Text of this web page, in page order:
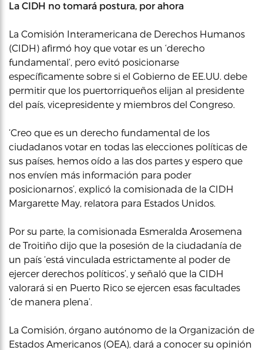
La CIDH no tomará postura, por ahora
La Comisión Interamericana de Derechos Humanos
(CIDH) afirmó hoy que votar es un ‘derecho
fundamental’, pero evitó posicionarse
específicamente sobre si el Gobierno de EE.UU. debe
permitir que los puertorriqueños elijan al presidente
del país, vicepresidente y miembros del Congreso.
‘Creo que es un derecho fundamental de los
ciudadanos votar en todas las elecciones políticas de
sus países, hemos oído a las dos partes y espero que
nos envíen más información para poder
posicionarnos’, explicó la comisionada de la CIDH
Margarette May, relatora para Estados Unidos.
Por su parte, la comisionada Esmeralda Arosemena
de Troitiño dijo que la posesión de la ciudadanía de
un país ‘está vinculada estrictamente al poder de
ejercer derechos políticos’, y señaló que la CIDH
valorará si en Puerto Rico se ejercen esas facultades
‘de manera plena’.
La Comisión, órgano autónomo de la Organización de
Estados Americanos (OEA), dará a conocer su opinión